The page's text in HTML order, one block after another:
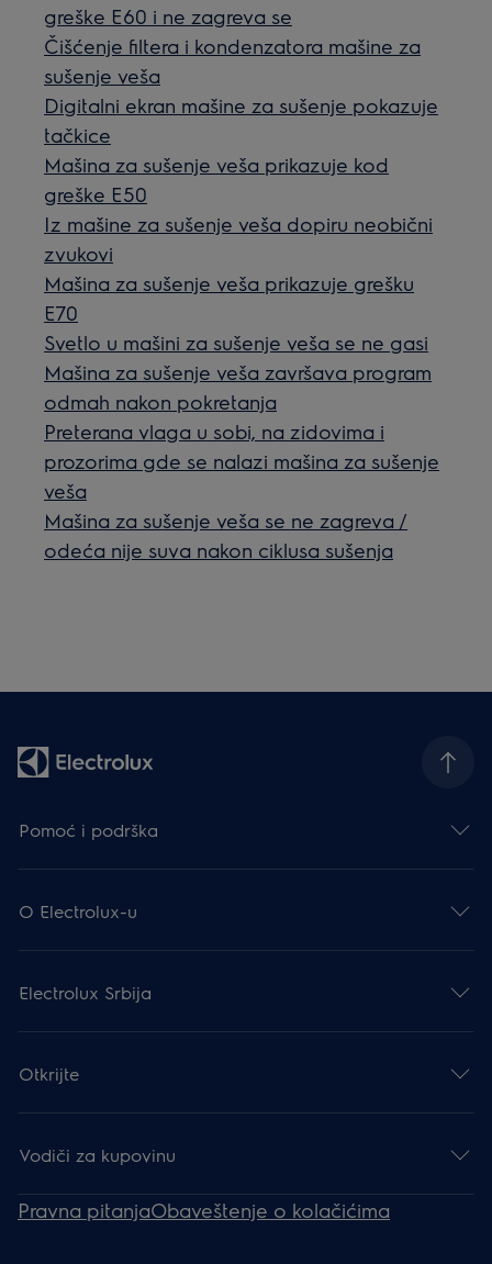
greške E60 i ne zagreva se
Čišćenje filtera i kondenzatora mašine za
sušenje veša
Digitalni ekran mašine za sušenje pokazuje
tačkice
Mašina za sušenje veša prikazuje kod
greške E50
Iz mašine za sušenje veša dopiru neobični
zvukovi
Mašina za sušenje veša prikazuje grešku
E70
Svetlo u mašini za sušenje veša se ne gasi
Mašina za sušenje veša završava program
odmah nakon pokretanja
Preterana vlaga u sobi, na zidovima i
prozorima gde se nalazi mašina za sušenje
veša
Mašina za sušenje veša se ne zagreva /
odeća nije suva nakon ciklusa sušenja
Pomoć i podrška
O Electrolux-u
Electrolux Srbija
Otkrijte
Vodiči za kupovinu
Pravna pitanjaObaveštenje o kolačićima